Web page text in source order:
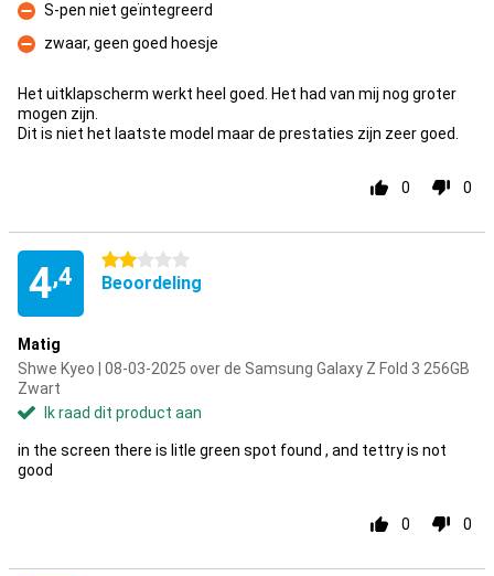
Minpunt
S-pen niet geïntegreerd
Minpunt
zwaar, geen goed hoesje
Het uitklapscherm werkt heel goed. Het had van mij nog groter
mogen zijn.
Dit is niet het laatste model maar de prestaties zijn zeer goed.
0 0
4,4
2 sterren
Beoordeling
Matig
Shwe Kyeo | 08-03-2025 over de Samsung Galaxy Z Fold 3 256GB
Zwart
Ik raad dit product aan
in the screen there is litle green spot found , and tettry is not
good
0 0